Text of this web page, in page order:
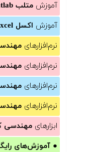
آموزش متلب Matlab
آموزش اکسل Excel
نرم‌افزارهای
نرم‌افزارهای
نرم‌افزارهای
نرم‌افزارهای
ابزارهای مهندسی
● آموزش‌های